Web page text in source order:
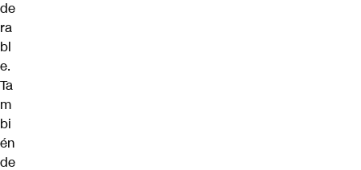
de
ra
bl
e.
Ta
m
bi
én
de